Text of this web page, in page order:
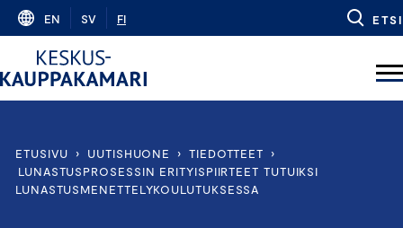
Skip
content
EN SV FI ETSI
ETUSIVU › UUTISHUONE › TIEDOTTEET
›
LUNASTUSPROSESSIN ERITYISPIIRTEET TUTUIKSI
LUNASTUSMENETTELYKOULUTUKSESSA